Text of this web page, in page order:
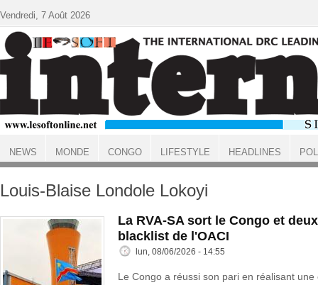
ACCUEIL
Louis-Blaise Londole Lokoyi
La RVA-SA sort le Congo et
blacklist de l'OACI
lun, 08/06/2026 - 14:55
Le Congo a réussi son pari en réalisant une
Vendredi, 7 Août 2026
NEWS MONDE CONGO LIFESTYLE HEADLINES